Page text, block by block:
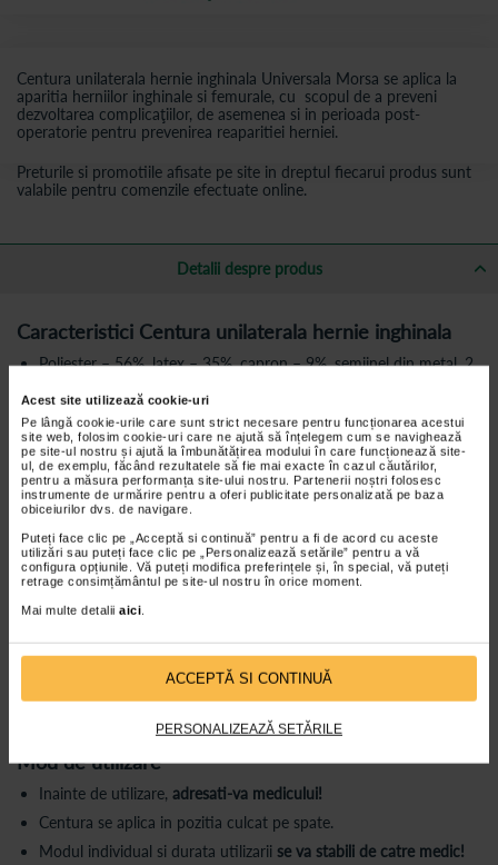
Acest site utilizează cookie-uri
Pe lângă cookie-urile care sunt strict necesare pentru funcționarea acestui
site web, folosim cookie-uri care ne ajută să înțelegem cum se navighează
pe site-ul nostru și ajută la îmbunătățirea modului în care funcționează site-
ul, de exemplu, făcând rezultatele să fie mai exacte în cazul căutărilor,
pentru a măsura performanța site-ului nostru. Partenerii noștri folosesc
instrumente de urmărire pentru a oferi publicitate personalizată pe baza
obiceiurilor dvs. de navigare.
Puteți face clic pe „Acceptă si continuă” pentru a fi de acord cu aceste
utilizări sau puteți face clic pe „Personalizează setările” pentru a vă
configura opțiunile. Vă puteți modifica preferințele și, în special, vă puteți
retrage consimțământul pe site-ul nostru în orice moment.
Mai multe detalii aici.
ACCEPTĂ SI CONTINUĂ
PERSONALIZEAZĂ SETĂRILE
Centura unilaterala hernie inghinala Universala Morsa se aplica la
aparitia herniilor inghinale si femurale, cu scopul de a preveni
dezvoltarea complicaţiilor, de asemenea si in perioada post-
operatorie pentru prevenirea reaparitiei herniei.
Preturile si promotiile afisate pe site in dreptul fiecarui produs sunt
valabile pentru comenzile efectuate online.
Detalii despre produs
Caracteristici Centura unilaterala hernie inghinala
Poliester – 56%, latex – 35%, capron – 9%, semiinel din metal, 2
Datorita pelotelor detasabile se poate folosi atat pe dreapta cat
si pe stanga.
Banda suplimentara regleaza nivelul de presiune a pelotei asupra
zonei de hernie;
Previne marirea herniilor la stres fizic semnificativ asociat cu
ridicarea greutatilor;
Reduce hernia inghinala;
Pentru fixare este echipat anterior cu velcro;
Confort maxim in timpul utilizarii.
Marime centura hernie inghinala dreapta si centura hernie inghinala
Marimile sunt universale dar diferentiate pentru partea dreapta si
partea stanga. Centura poate fi reglata la circumferinta taliei dorita.
*** Centura se poate intinde de la 70 cmpana la 120 cm.
Mod de utilizare
Inainte de utilizare, adresati-va medicului!
Centura se aplica in pozitia culcat pe spate.
Modul individual si durata utilizarii se va stabili de catre medic!